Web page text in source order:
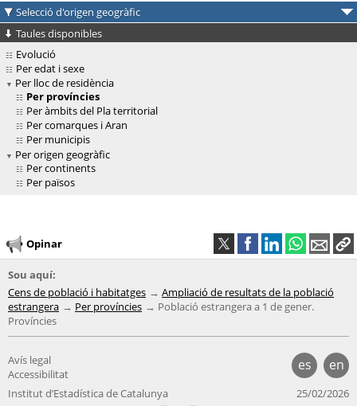
Selecció d'origen geogràfic
Taules disponibles
Evolució
Per edat i sexe
Per lloc de residència
Per províncies
Per àmbits del Pla territorial
Per comarques i Aran
Per municipis
Per origen geogràfic
Per continents
Per països
Opinar
Sou aquí:
Cens de població i habitatges
Ampliació de resultats de la població
estrangera
Per províncies
Població estrangera a 1 de gener.
Províncies
es en
Avís legal
Accessibilitat
Institut d’Estadística de Catalunya
25/02/2026